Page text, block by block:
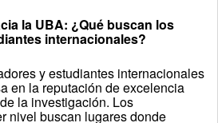
la UBA: ¿Qué buscan los
internacionales?
y estudiantes internacionales
en la reputación de excelencia
la investigación. Los
nivel buscan lugares donde